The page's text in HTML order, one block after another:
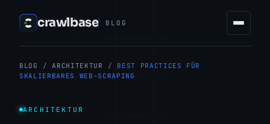
crawlbase BLOG
BLOG / ARCHITEKTUR /
BEST PRACTICES FÜR
SKALIERBARES WEB-SCRAPING
ARCHITEKTUR